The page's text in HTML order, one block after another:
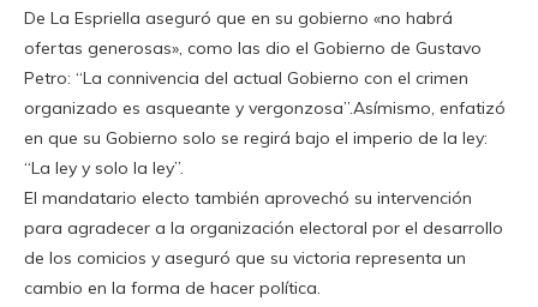
De La Espriella aseguró que en su gobierno «no habrá
ofertas generosas», como las dio el Gobierno de Gustavo
Petro: “La connivencia del actual Gobierno con el crimen
organizado es asqueante y vergonzosa”.Asímismo, enfatizó
en que su Gobierno solo se regirá bajo el imperio de la ley:
“La ley y solo la ley”.
El mandatario electo también aprovechó su intervención
para agradecer a la organización electoral por el desarrollo
de los comicios y aseguró que su victoria representa un
cambio en la forma de hacer política.